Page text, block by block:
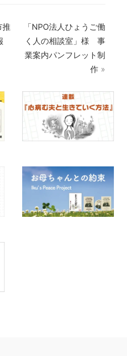
推
「NPO法人ひょうご働
く人の相談室」様 事
業案内パンフレット制
作 »